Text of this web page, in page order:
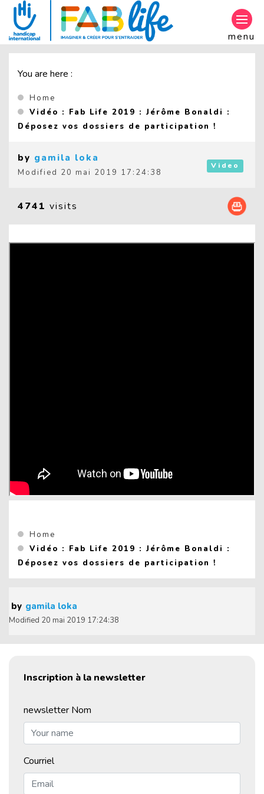
Aller au contenu principal
menu
You are here :
Home
Vidéo : Fab Life 2019 : Jérôme Bonaldi :
Déposez vos dossiers de participation !
by gamila loka
Modified 20 mai 2019 17:24:38
Video
4741 visits
You are here :
Home
Vidéo : Fab Life 2019 : Jérôme Bonaldi :
Déposez vos dossiers de participation !
by gamila loka
Modified 20 mai 2019 17:24:38
Inscription à la newsletter
newsletter Nom
Courriel